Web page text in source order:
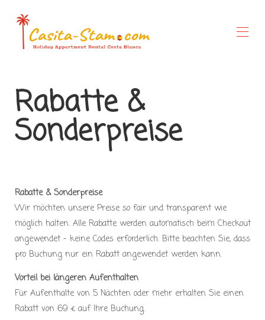
Überblick
Galerie
Preise
Sonderangebote
Verfügbarkeit
Rabatte &
Sonderpreise
Rabatte & Sonderpreise
Wir möchten unsere Preise so fair und transparent wie
möglich halten. Alle Rabatte werden automatisch beim Checkout
angewendet – keine Codes erforderlich. Bitte beachten Sie, dass
pro Buchung nur ein Rabatt angewendet werden kann.
Vorteil bei längeren Aufenthalten
Für Aufenthalte von 5 Nächten oder mehr erhalten Sie einen
Rabatt von 69 € auf Ihre Buchung.